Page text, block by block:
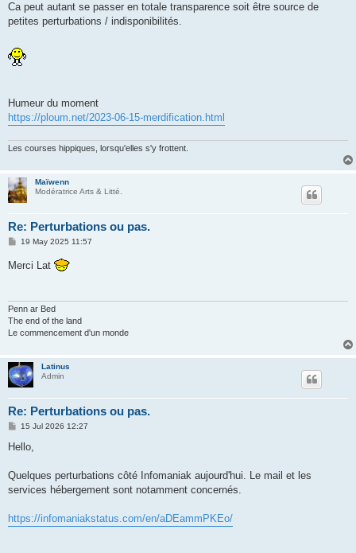
Ca peut autant se passer en totale transparence soit être source de
petites perturbations / indisponibilités.
Humeur du moment
https://ploum.net/2023-06-15-merdification.html
Les courses hippiques, lorsqu'elles s'y frottent.
Maïwenn
Modératrice Arts & Litté.
Re: Perturbations ou pas.
P
t
19 May 2025 11:57
Merci Lat
Penn ar Bed
The end of the land
Le commencement d'un monde
Latinus
Admin
Re: Perturbations ou pas.
P
s
15 Jul 2026 12:27
Hello,
Quelques perturbations côté Infomaniak aujourd'hui. Le mail et les
services hébergement sont notamment concernés.
https://infomaniakstatus.com/en/aDEammPKEo/